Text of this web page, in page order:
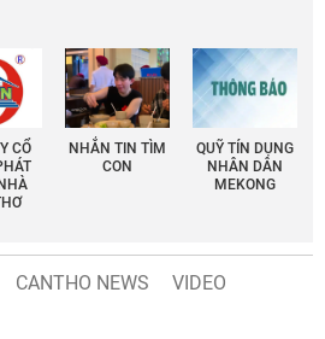
CỔ
NHẮN TIN TÌM
CON
QUỸ TÍN DỤNG
NHÂN DÂN
MEKONG
CANTHO NEWS
VIDEO